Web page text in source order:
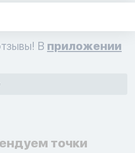
В приложении
точки